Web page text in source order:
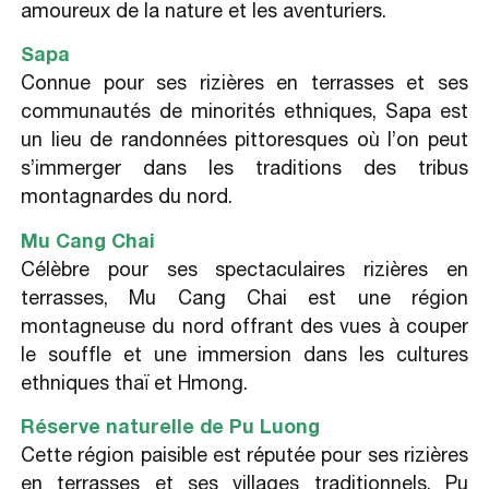
amoureux de la nature et les aventuriers.
Sapa
Connue pour ses rizières en terrasses et ses
communautés de minorités ethniques, Sapa est
un lieu de randonnées pittoresques où l’on peut
s’immerger dans les traditions des tribus
montagnardes du nord.
Mu Cang Chai
Célèbre pour ses spectaculaires rizières en
terrasses, Mu Cang Chai est une région
montagneuse du nord offrant des vues à couper
le souffle et une immersion dans les cultures
ethniques thaï et Hmong.
Réserve naturelle de Pu Luong
Cette région paisible est réputée pour ses rizières
en terrasses et ses villages traditionnels. Pu